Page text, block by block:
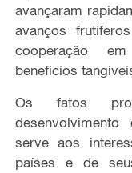
avançaram
avanços
cooperação
benefícios
Os fatos
serve aos
países e de